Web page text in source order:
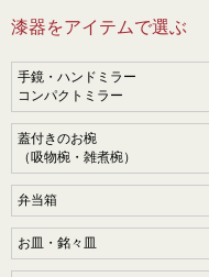
漆器をアイテムで選ぶ
手鏡・ハンドミラー
コンパクトミラー
蓋付きのお椀
（吸物椀・雑煮椀）
弁当箱
お皿・銘々皿